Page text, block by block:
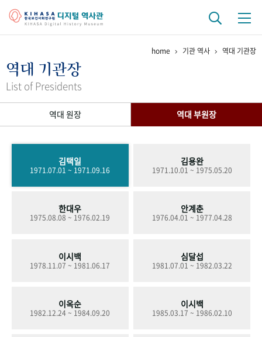
걸어온 길 기관 변천사
연구 역사
기록물 아카이브
사진 아카이브 문서 기록물 영상 기록물
주년 기념
성과 50선 숫자로 보는 50년
주년 광장
home 기관 역사 역대 기관장
역대 기관장
List of Presidents
역대 원장 역대 부원장
김택일
1971.07.01 ~ 1971.09.16
김용완
1971.10.01 ~ 1975.05.20
한대우
1975.08.08 ~ 1976.02.19
안계춘
1976.04.01 ~ 1977.04.28
이시백
1978.11.07 ~ 1981.06.17
심달섭
1981.07.01 ~ 1982.03.22
이옥순
1982.12.24 ~ 1984.09.20
이시백
1985.03.17 ~ 1986.02.10